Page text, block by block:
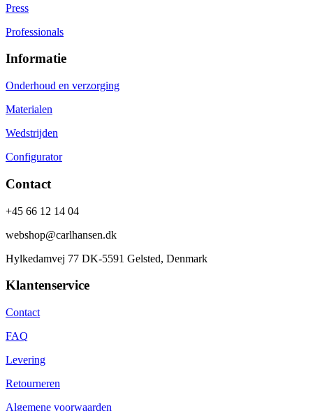
Press
Professionals
Informatie
Onderhoud en verzorging
Materialen
Wedstrijden
Configurator
Contact
+45 66 12 14 04
webshop@carlhansen.dk
Hylkedamvej 77 DK-5591 Gelsted, Denmark
Klantenservice
Contact
FAQ
Levering
Retourneren
Algemene voorwaarden